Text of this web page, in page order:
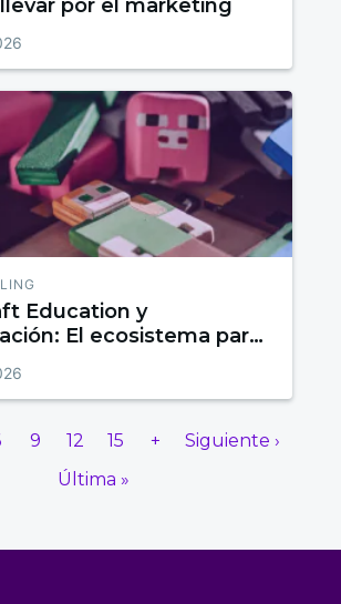
por el marketing
Education y
El ecosistema para
9 12 15 +
Siguiente ›
Última »